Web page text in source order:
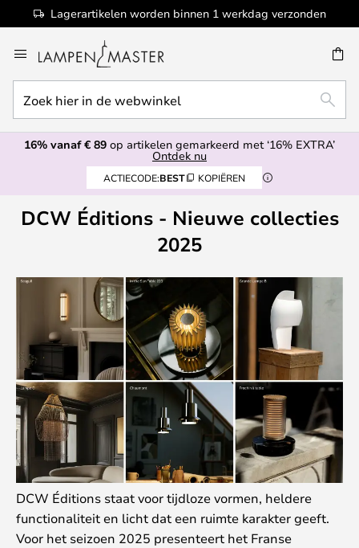
Lagerartikelen worden binnen 1 werkdag verzonden
naar
de
inhoud
hier
in
de16% vanaf € 89 op artikelen gemarkeerd met ‘16% EXTRA’
Ontdek nu
ACTIECODE:BEST KOPIËREN
DCW Éditions - Nieuwe collecties
2025
DCW Éditions staat voor tijdloze vormen, heldere
functionaliteit en licht dat een ruimte karakter geeft.
Voor het seizoen 2025 presenteert het Franse